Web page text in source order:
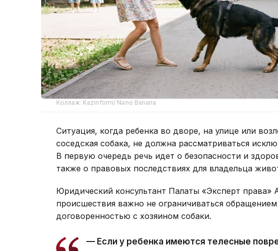
Коллаж: Kazinform/ Nano Banana
Ситуация, когда ребенка во дворе, на улице или
соседская собака, не должна рассматриваться
В первую очередь речь идет о безопасности и
также о правовых последствиях для владельца
Юридический консультант Палаты «Эксперт права»
происшествия важно не ограничиваться
договоренностью с хозяином собаки.
— Если у ребенка имеются телесные